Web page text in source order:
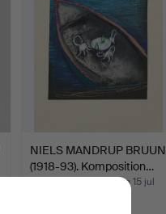
NIELS MANDRUP BRUUN
(1918-93). Komposition…
Opnåede hammerslag 15 jul